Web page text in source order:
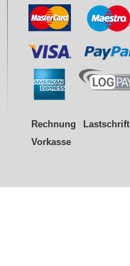
Rechnung
Lastschrift
Vorkasse